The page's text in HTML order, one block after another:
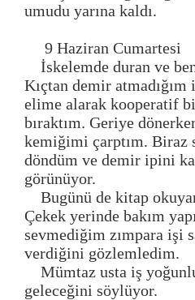
umudu yarına kaldı.
9 Haziran Cumartesi
İskelemde duran ve
Kıçtan demir
elime alarak kooperatif
bıraktım. Geriye
kemiğimi çarptım. Biraz
döndüm ve demir ipini
görünüyor.
Bugünü de kitap
Çekek yerinde bakım
sevmediğim zımpara işi
verdiğini gözlemledim.
Mümtaz usta iş
geleceğini söylüyor.